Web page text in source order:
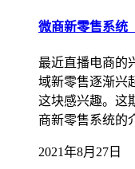
微商新零售系统
最近直播电商的
域新零售逐渐兴
这块感兴趣。这
商新零售系统的
2021年8月27日